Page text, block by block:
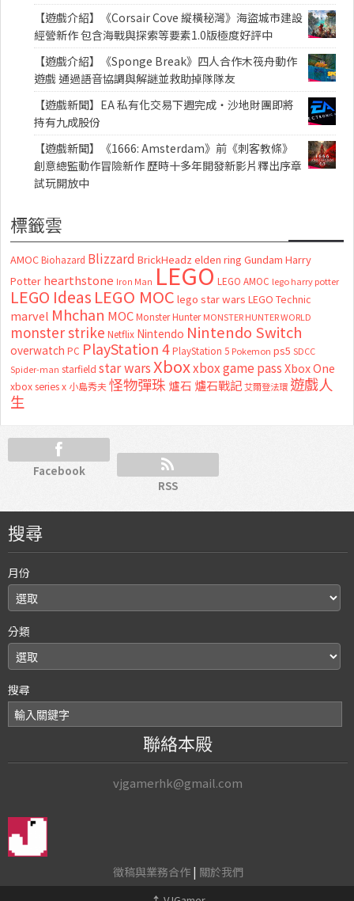
【遊戲介紹】《Corsair Cove 縱橫秘灣》海盜城市建設
經營新作 包含海戰與探索等要素1.0版極度好評中
【遊戲介紹】《Sponge Break》四人合作木筏舟動作
遊戲 通過語音協調與解謎並救助掉隊隊友
【遊戲新聞】EA 私有化交易下週完成・沙地財團即將
持有九成股份
【遊戲新聞】《1666: Amsterdam》前《刺客教條》
創意總監動作冒險新作 歷時十多年開發新影片釋出序章
試玩開放中
標籤雲
AMOC Biohazard Blizzard BrickHeadz elden ring Gundam Harry
Potter hearthstone Iron Man LEGO LEGO AMOC lego harry potter
LEGO Ideas LEGO MOC lego star wars LEGO Technic
marvel Mhchan MOC Monster Hunter MONSTER HUNTER WORLD
monster strike Netflix Nintendo Nintendo Switch
overwatch PC PlayStation 4 PlayStation 5 Pokemon ps5 SDCC
Spider-man starfield star wars Xboxxbox game passXbox One
xbox series x 小島秀夫怪物彈珠 爐石 爐石戰記艾爾登法環 遊戲人
生
Facebook
RSS
搜尋
月份
分類
搜尋
聯絡本殿
vjgamerhk@gmail.com
徵稿與業務合作| 關於我們